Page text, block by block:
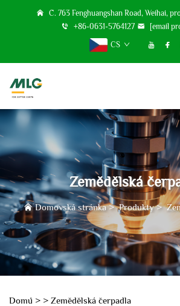
Č. 763 Fenghuangshan Road, Weihai,
+86-0631-5764127
[email
CS
Zemědělská
Domovská stránka>Produkty>
Domů > > Zemědělská čerpadla